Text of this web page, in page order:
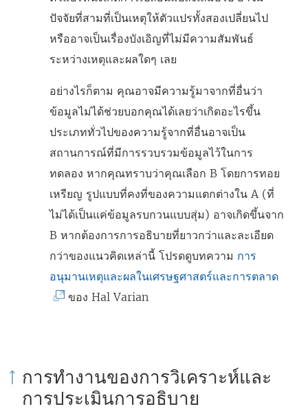
ปัจจัยที่สามที่เป็นเหตุให้ตัวแปรทั้งสองเปลี่ยนไป
หรืออาจเป็นเรื่องบังเอิญที่ไม่มีความสัมพันธ์
ระหว่างเหตุและผลใดๆ เลย
อย่างไรก็ตาม คุณอาจมีความรู้มาจากที่อื่นว่า
ข้อมูลไม่ได้ช่วยบอกคุณได้เลยว่าเกิดอะไรขึ้น
ประเภททั่วไปของความรู้จากที่อื่นอาจเป็น
สถานการณ์ที่มีการรวบรวมข้อมูลไว้ในการ
ทดลอง หากคุณทราบว่าคุณเลือก B โดยการทอย
เหรียญ รูปแบบที่คงที่ของความแตกต่างใน A (ที่
ไม่ได้เป็นแค่ข้อมูลรบกวนแบบสุ่ม) อาจเกิดขึ้นจาก
B หากต้องการการอธิบายที่ยาวกว่าและละเอียด
กว่าของแนวคิดเหล่านี้ โปรดดูบทความ การ
อนุมานเหตุและผลในเศรษฐศาสตร์และการตลาด(
ของ Hal Varian
การทำงานของการวิเคราะห์และ
การประเมินการอธิบาย